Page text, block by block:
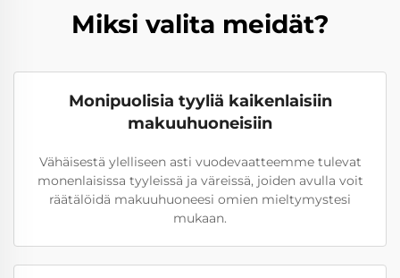
Miksi valita meidät?
Monipuolisia tyyliä kaikenlaisiin
makuuhuoneisiin
Vähäisestä ylelliseen asti vuodevaatteemme tulevat
monenlaisissa tyyleissä ja väreissä, joiden avulla voit
räätälöidä makuuhuoneesi omien mieltymystesi
mukaan.